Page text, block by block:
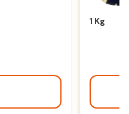
1 Kg